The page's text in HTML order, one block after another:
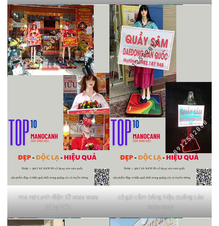
ma nơ canh điện tử xoay xoay
bảng hiệu
cô gái cầm bảng hiệu quảng cáo
xoay xoay